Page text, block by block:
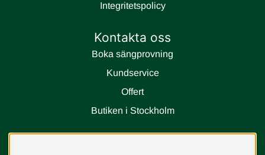
Integritetspolicy
Kontakta oss
Boka sängprovning
Kundservice
Offert
Butiken i Stockholm